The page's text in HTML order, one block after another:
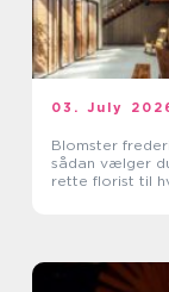
03. July
Blomster
sådan vælger
rette florist til